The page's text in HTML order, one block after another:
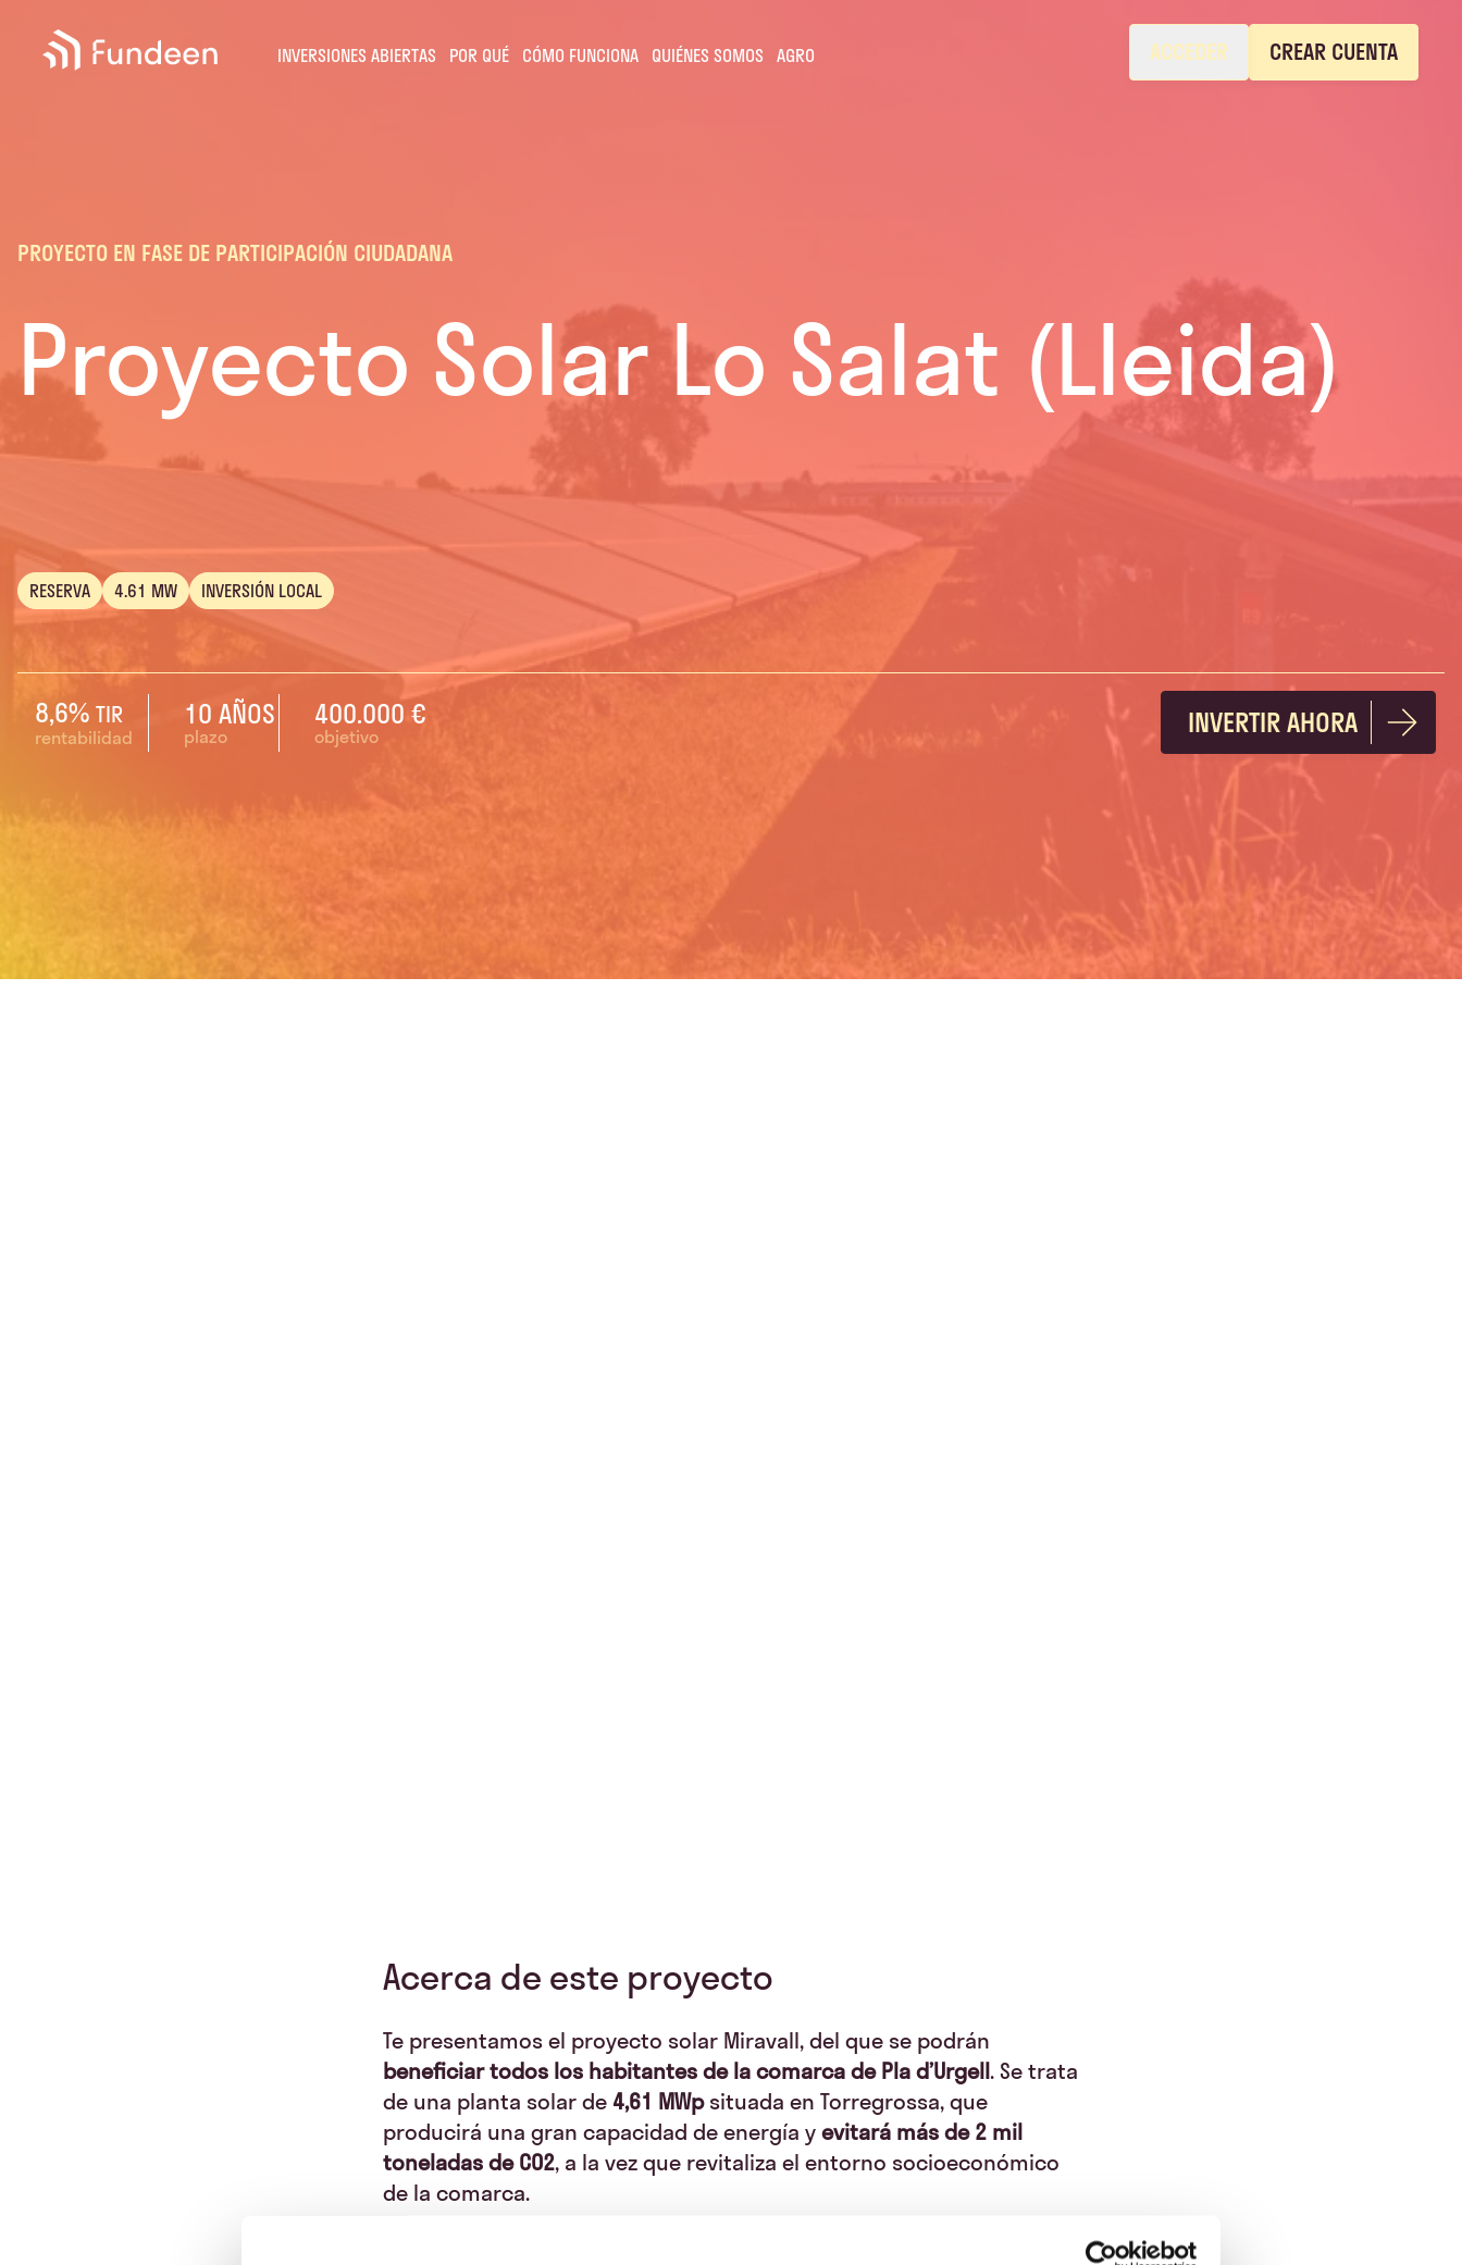
Fundeen
INVERSIONES ABIERTAS
POR QUÉ CÓMO FUNCIONA QUIÉNES SOMOS AGRO ACCEDER CREAR CUENTA
PROYECTO EN FASE DE PARTICIPACIÓN CIUDADANA
Proyecto Solar Lo Salat (Lleida)
RESERVA 4.61 MW INVERSIÓN LOCAL
8,6% TIR 10 AÑOS 400.000 € INVERTIR AHORA
Acerca de este proyecto
Te presentamos el proyecto solar Miravall, del que se podrán
beneficiar todos los habitantes de la comarca de Pla d’Urgell. Se trata
de una planta solar de 4,61 MWp situada en Torregrossa, que
producirá una gran capacidad de energía y evitará más de 2 mil
toneladas de CO2, a la vez que revitaliza el entorno socioeconómico
de la comarca.